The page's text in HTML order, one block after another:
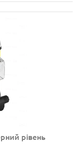
рівень